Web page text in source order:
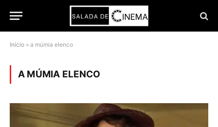
Início » a múmia elenco
A MÚMIA ELENCO